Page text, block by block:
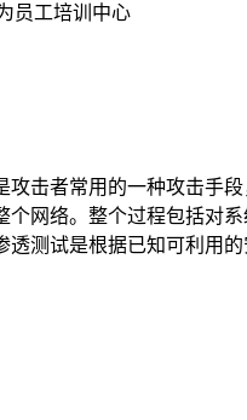
员工培训中心
攻击者常用的一种攻击手
个网络。整个过程包括对
测试是根据已知可利用